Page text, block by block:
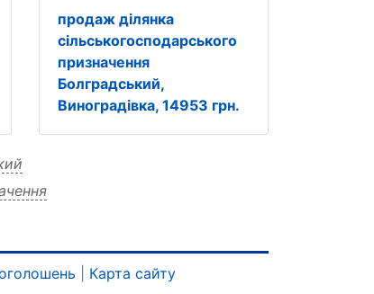
продаж ділянка
сільськогосподарського
призначення
Болградський,
Виноградівка, 14953 грн.
37948 призначення
Карта сайту